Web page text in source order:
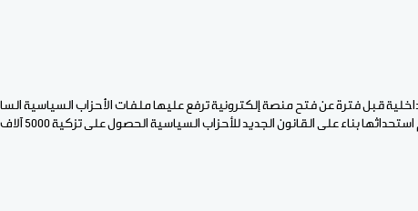
قبل فترة عن فتح منصة إلكترونية ترفع عليها ملفات الأحزاب السياسية
الشروط